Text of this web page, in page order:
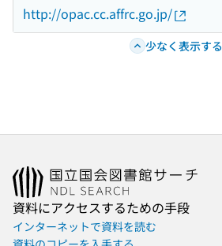
http://opac.cc.affrc.go.jp/
少なく表示する
資料にアクセスするための手段
インターネットで資料を読む